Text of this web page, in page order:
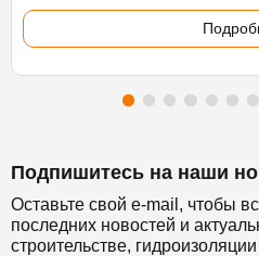
Подпишитесь на наши
Оставьте свой e-mail, чтобы
последних новостей и
строительстве,